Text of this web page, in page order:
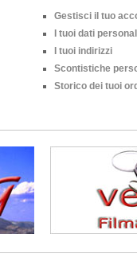
Gestisci il tuo
I tuoi dati
I tuoi indirizzi
Scontistiche
Storico dei tuoi